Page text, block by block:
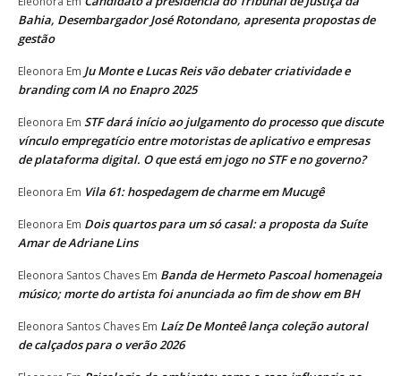
Bahia, Desembargador José Rotondano, apresenta propostas de
gestão
Eleonora Em Ju Monte e Lucas Reis vão debater criatividade e
branding com IA no Enapro 2025
Eleonora Em STF dará início ao julgamento do processo que discute
vínculo empregatício entre motoristas de aplicativo e empresas
de plataforma digital. O que está em jogo no STF e no governo?
Eleonora Em Vila 61: hospedagem de charme em Mucugê
Eleonora Em Dois quartos para um só casal: a proposta da Suíte
Amar de Adriane Lins
Eleonora Santos Chaves Em Banda de Hermeto Pascoal homenageia
músico; morte do artista foi anunciada ao fim de show em BH
Eleonora Santos Chaves Em Laíz De Monteê lança coleção autoral
de calçados para o verão 2026